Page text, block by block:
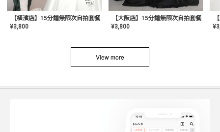
【橫濱店】15分鐘無限次自拍套餐
¥3,800
【大阪店】15分鐘無限次自拍套餐
¥3,800 ¥
View more